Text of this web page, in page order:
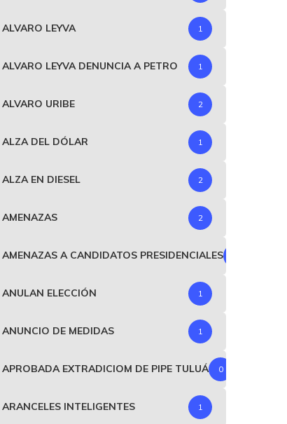
ALVARO LEYVA 1
ALVARO LEYVA DENUNCIA A PETRO 1
ALVARO URIBE 2
ALZA DEL DÓLAR 1
ALZA EN DIESEL 2
AMENAZAS 2
AMENAZAS A CANDIDATOS PRESIDENCIALES
ANULAN ELECCIÓN 1
ANUNCIO DE MEDIDAS 1
APROBADA EXTRADICIOM DE PIPE TULUÁ 0
ARANCELES INTELIGENTES 1